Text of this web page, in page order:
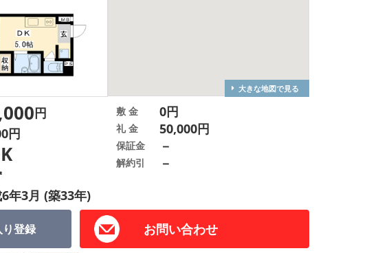
大きな地図で見る
り登録 お問い合わせ
円
円
年3月 (築33年)
敷 金 0円
礼 金 50,000円
保証金 －
解約引 －